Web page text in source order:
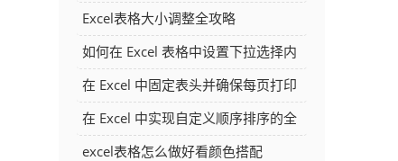
字的多种方法
Excel表格大小调整全攻略
如何在 Excel 表格中设置下拉选择内
容
在 Excel 中固定表头并确保每页打印
时都显示表头的方法详解
在 Excel 中实现自定义顺序排序的全
面指南
excel表格怎么做好看颜色搭配